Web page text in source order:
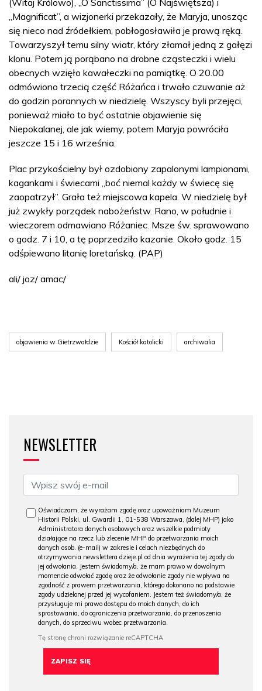
„Magnificat”, a wizjonerki przekazały, że Maryja, unosząc
się nieco nad źródełkiem, pobłogosławiła je prawą ręką.
Towarzyszył temu silny wiatr, który złamał jedną z gałęzi
klonu. Potem ją porąbano na drobne cząsteczki i wielu
obecnych wzięło kawałeczki na pamiątkę. O 20.00
odmówiono trzecią część Różańca i trwało czuwanie aż
do godzin porannych w niedzielę. Wszyscy byli przejęci,
ponieważ miało to być ostatnie objawienie się
Niepokalanej, ale jak wiemy, potem Maryja powróciła
jeszcze 15 i 16 września.
Plac przykościelny był ozdobiony zapalonymi lampionami,
kagankami i świecami „boć niemal każdy w świecę się
zaopatrzył”. Grała też miejscowa kapela. W niedzielę był
już zwykły porządek nabożeństw. Rano, w południe i
wieczorem odmawiano Różaniec. Msze św. sprawowano
o godz. 7 i 10, a tę poprzedziło kazanie. Około godz. 15
odśpiewano litanię loretańską. (PAP)
ali/ joz/ amac/
objawienia w Gietrzwałdzie Kościół katolicki archiwalia
NEWSLETTER
Oświadczam, że wyrażam zgodę oraz upoważniam Muzeum
Historii Polski, ul. Gwardii 1, 01-538 Warszawa, (dalej MHP) jako
Administratora danych osobowych oraz wszelkie podmioty
działające na rzecz lub zlecenie MHP do przetwarzania moich
danych osob. (e-mail) w zakresie i celach niezbędnych do
otrzymywania newslettera dzieje.pl od dnia wyrażenia tej zgody do
jej odwołania. Jestem świadomy/a, że mam prawo w dowolnym
momencie odwołać zgodę oraz że odwołanie zgody nie wpływa na
zgodność z prawem przetwarzania, którego dokonano na podstawie
zgody udzielonej przed jej wycofaniem. Jestem też świadomy/a, że
przysługuje mi prawo dostępu do moich danych, do ich
sprostowania, do ograniczenia przetwarzania, do przenoszenia
danych, do sprzeciwu wobec przetwarzania.